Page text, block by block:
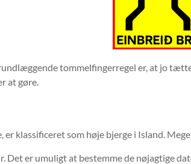
tommelfingerregel er, at jo
at gøre.
er klassificeret som høje bjerge i Island.
er umuligt at bestemme de nøjagtige